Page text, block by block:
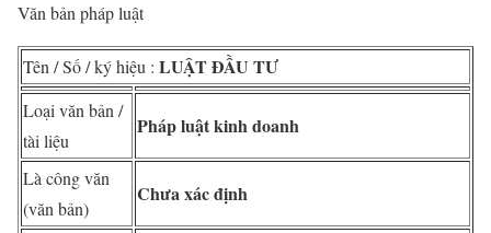
Văn bản pháp luật
Tên / Số / ký hiệu : LUẬT ĐẦU TƯ
Loại văn bản /
tài liệu
Pháp luật kinh doanh
Là công văn
(văn bản)
Chưa xác định